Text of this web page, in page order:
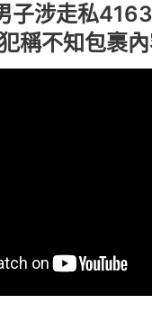
子涉走私
稱不知包裹